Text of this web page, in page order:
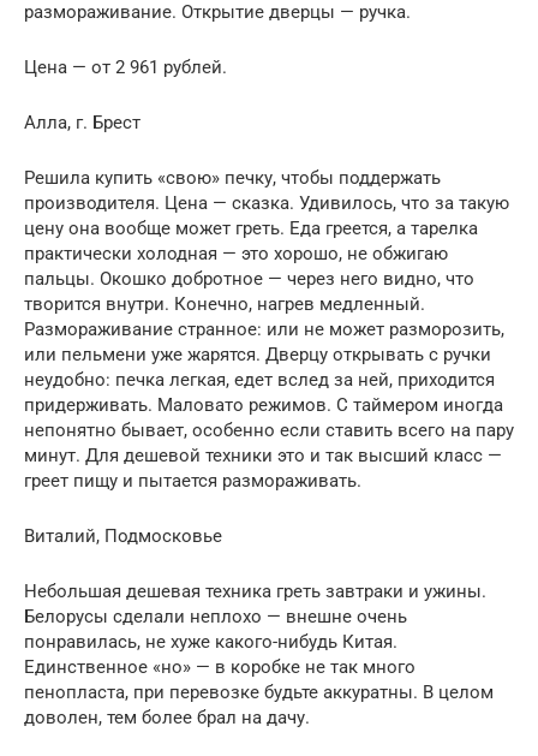
размораживание. Открытие дверцы — ручка.
Цена — от 2 961 рублей.
Алла, г. Брест
Решила купить «свою» печку, чтобы поддержать
производителя. Цена — сказка. Удивилось, что за такую
цену она вообще может греть. Еда греется, а тарелка
практически холодная — это хорошо, не обжигаю
пальцы. Окошко добротное — через него видно, что
творится внутри. Конечно, нагрев медленный.
Размораживание странное: или не может разморозить,
или пельмени уже жарятся. Дверцу открывать с ручки
неудобно: печка легкая, едет вслед за ней, приходится
придерживать. Маловато режимов. С таймером иногда
непонятно бывает, особенно если ставить всего на пару
минут. Для дешевой техники это и так высший класс —
греет пищу и пытается размораживать.
Виталий, Подмосковье
Небольшая дешевая техника греть завтраки и ужины.
Белорусы сделали неплохо — внешне очень
понравилась, не хуже какого-нибудь Китая.
Единственное «но» — в коробке не так много
пенопласта, при перевозке будьте аккуратны. В целом
доволен, тем более брал на дачу.